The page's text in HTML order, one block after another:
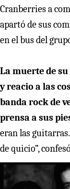
Cranberries a
apartó de sus
en el bus del
La muerte de
y reacio a las
banda rock de
prensa a sus
eran las
de quicio”,